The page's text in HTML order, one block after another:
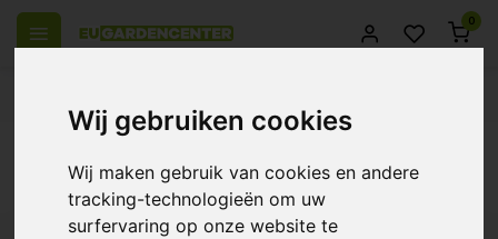
Wij gebruiken cookies
Wij maken gebruik van cookies en andere
tracking-technologieën om uw
surfervaring op onze website te
0
Producten getagd met BioGreen X-Blast